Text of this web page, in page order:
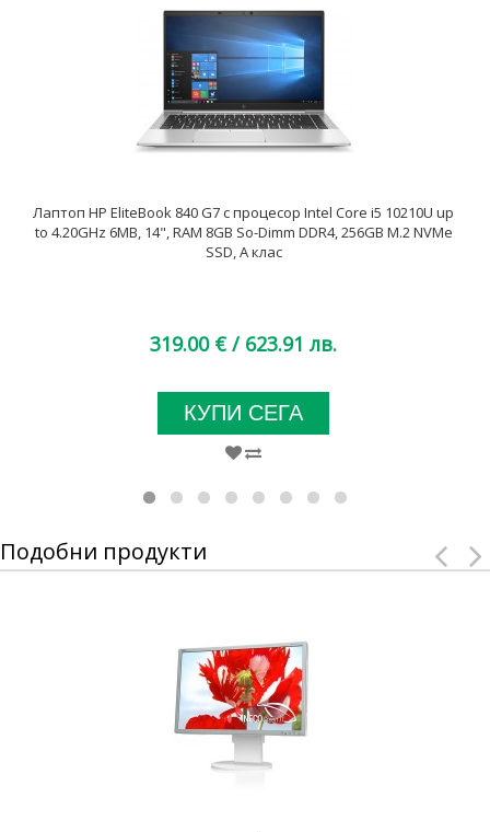
Лаптоп HP EliteBook 840 G7 с процесор Intel Core i5 10210U up
to 4.20GHz 6MB, 14", RAM 8GB So-Dimm DDR4, 256GB M.2 NVMe
SSD, A клас
319.00 € / 623.91 лв.
КУПИ СЕГА
Подобни продукти